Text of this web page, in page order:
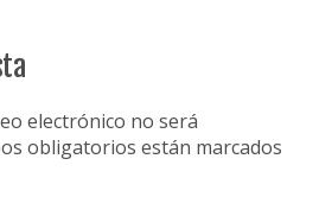
electrónico no será
obligatorios están marcados